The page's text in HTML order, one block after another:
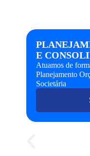
E
Atuamos de
Planejamento
Societária